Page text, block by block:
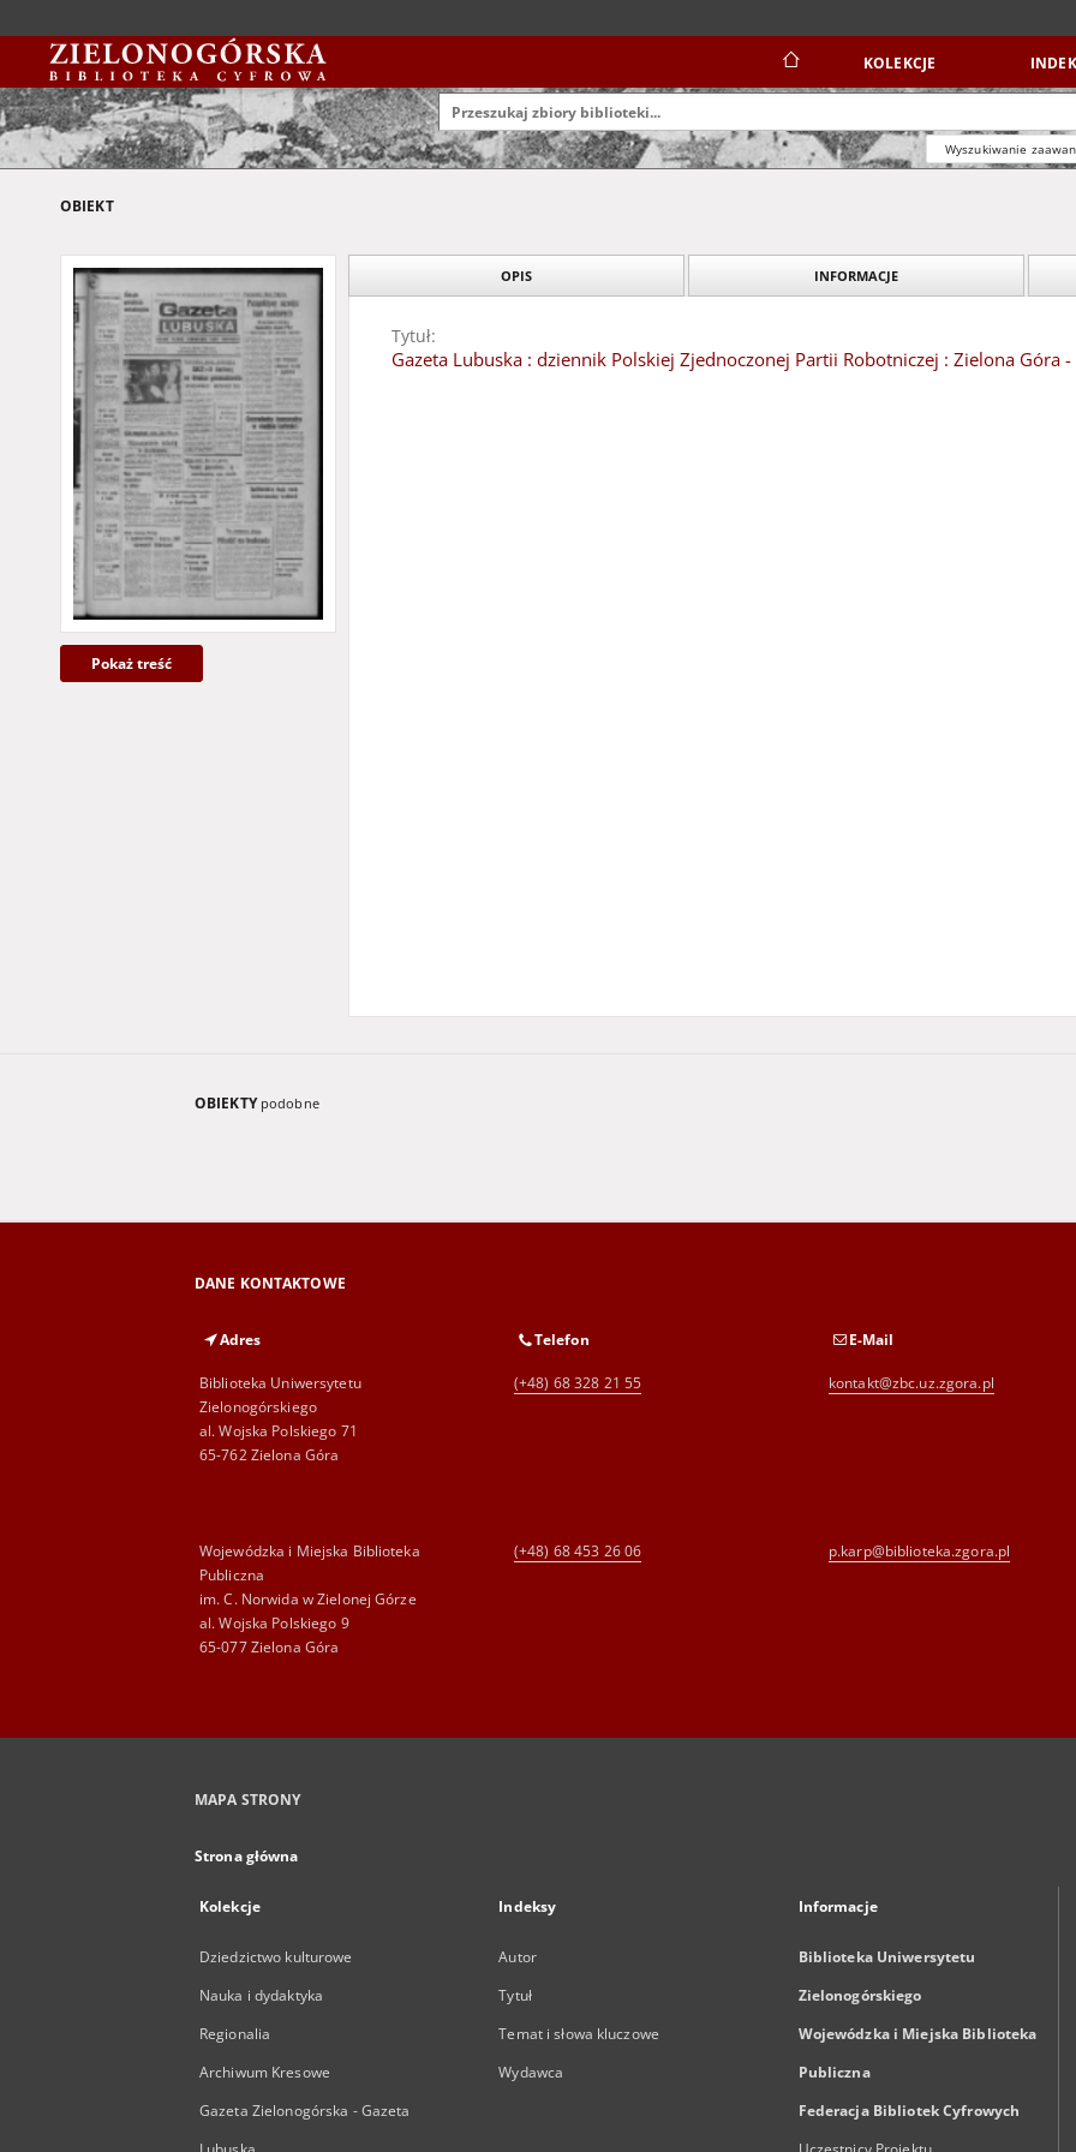
KOLEKCJE
Wyszukiwanie
OBIEKT
Pokaż treść
OPIS INFORMACJE
Tytuł:
Gazeta Lubuska : dziennik Polskiej Zjednoczonej Partii Robotniczej : Zielona Góra
OBIEKTY podobne
DANE KONTAKTOWE
Adres
Biblioteka Uniwersytetu
Zielonogórskiego
al. Wojska Polskiego 71
65-762 Zielona Góra
Telefon
(+48) 68 328 21 55
E-Mail
kontakt@zbc.uz.zgora.pl
Wojewódzka i Miejska Biblioteka
Publiczna
im. C. Norwida w Zielonej Górze
al. Wojska Polskiego 9
65-077 Zielona Góra
(+48) 68 453 26 06 p.karp@biblioteka.zgora.pl
MAPA STRONY
Strona główna
Kolekcje
Dziedzictwo kulturowe
Nauka i dydaktyka
Regionalia
Archiwum Kresowe
Gazeta Zielonogórska - Gazeta
Indeksy
Autor
Tytuł
Temat i słowa kluczowe
Wydawca
Informacje
Biblioteka Uniwersytetu
Zielonogórskiego
Wojewódzka i Miejska Biblioteka
Publiczna
Federacja Bibliotek Cyfrowych